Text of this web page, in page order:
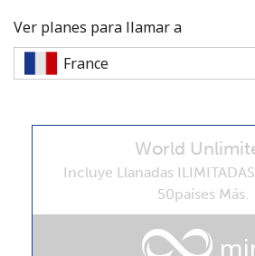
Mantente en contacto para recibir
ofertas.
Al abrir una cuenta en este sitio
estosTérminos y condiciones.
Ver planes para llamar a
World
Incluye Llanadas
50países Más.